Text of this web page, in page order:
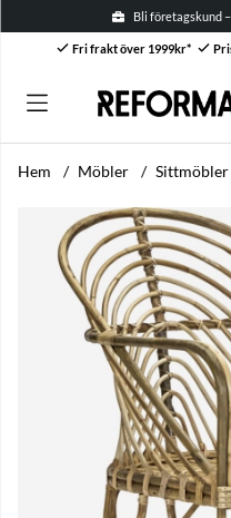
Bli företagskund
Fri frakt över 1999kr*
Hem Möbler Sittmöbler
Produktbilder Loungestol